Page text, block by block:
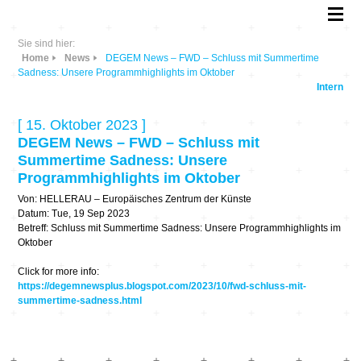
Sie sind hier:
Home
News
DEGEM News – FWD – Schluss mit Summertime
Sadness: Unsere Programmhighlights im Oktober
Intern
[ 15. Oktober 2023 ]
DEGEM News – FWD – Schluss mit
Summertime Sadness: Unsere
Programmhighlights im Oktober
Von: HELLERAU – Europäisches Zentrum der Künste
Datum: Tue, 19 Sep 2023
Betreff: Schluss mit Summertime Sadness: Unsere Programmhighlights im
Oktober
Click for more info:
https://degemnewsplus.blogspot.com/2023/10/fwd-schluss-mit-
summertime-sadness.html